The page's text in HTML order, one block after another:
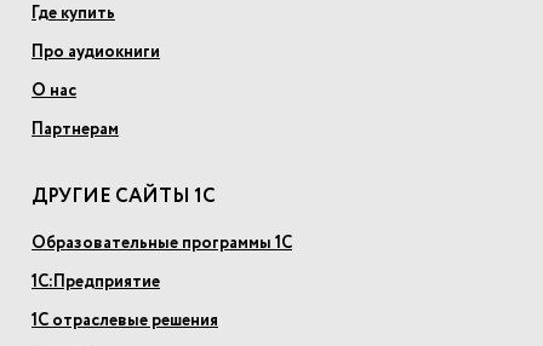
Где купить
Про аудиокниги
О нас
Партнерам
ДРУГИЕ САЙТЫ 1С
Образовательные программы 1С
1С:Предприятие
1С отраслевые решения